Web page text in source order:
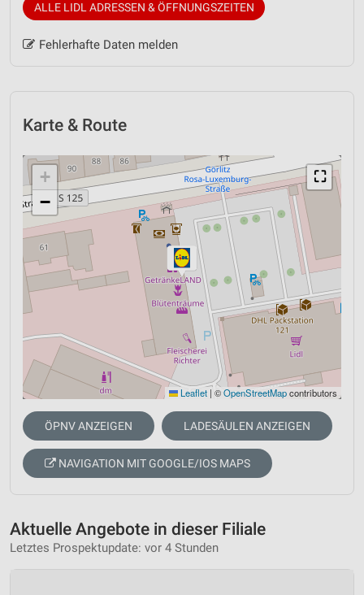
ALLE LIDL ADRESSEN & ÖFFNUNGSZEITEN
Fehlerhafte Daten melden
Karte & Route
⛶
+
−
Leaflet | ©OpenStreetMapcontributors
ÖPNV ANZEIGEN LADESÄULEN ANZEIGEN
NAVIGATION MIT GOOGLE/IOS MAPS
Aktuelle Angebote in dieser Filiale
Letztes Prospektupdate: vor 4 Stunden